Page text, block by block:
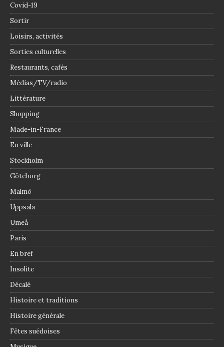
Covid-19
Sortir
Loisirs, activités
Sorties culturelles
Restaurants, cafés
Médias/TV/radio
Littérature
Shopping
Made-in-France
En ville
Stockholm
Göteborg
Malmö
Uppsala
Umeå
Paris
En bref
Insolite
Décalé
Histoire et traditions
Histoire générale
Fêtes suédoises